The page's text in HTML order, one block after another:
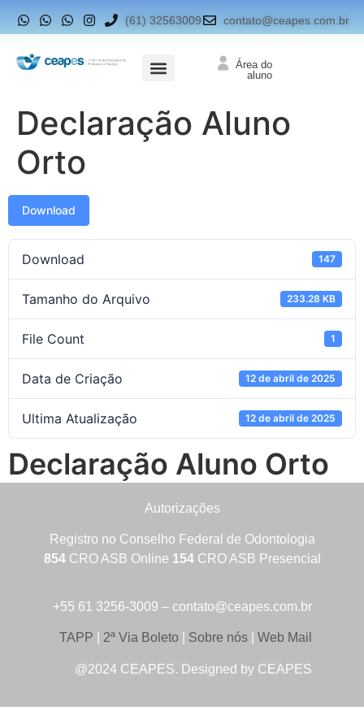
(61) 32563009 contato@ceapes.com.br
Área do
aluno
Declaração Aluno
Orto
Download
Download 147
Tamanho do Arquivo 233.28 KB
File Count 1
Data de Criação 12 de abril de 2025
Ultima Atualização 12 de abril de 2025
Declaração Aluno Orto
Autorizações
Registro no Conselho Federal de Odontologia
854CRO ASB Online 154CRO ASB Presencial
+55 61 3256-3009 – contato@ceapes.com.br
TAPP 2ª Via Boleto| Sobre nós| Web Mail
@2024 CEAPES. Designed by CEAPES